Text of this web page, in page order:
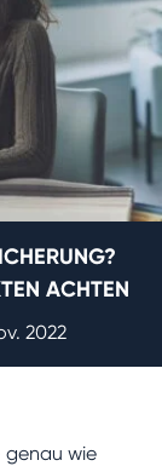
ACHTEN
2022
genau wie